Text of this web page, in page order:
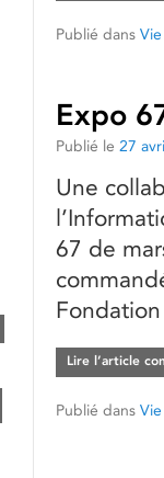
Publié dans
Expo
Publié le 27
Une
67 de
Lire l’article
Publié dans